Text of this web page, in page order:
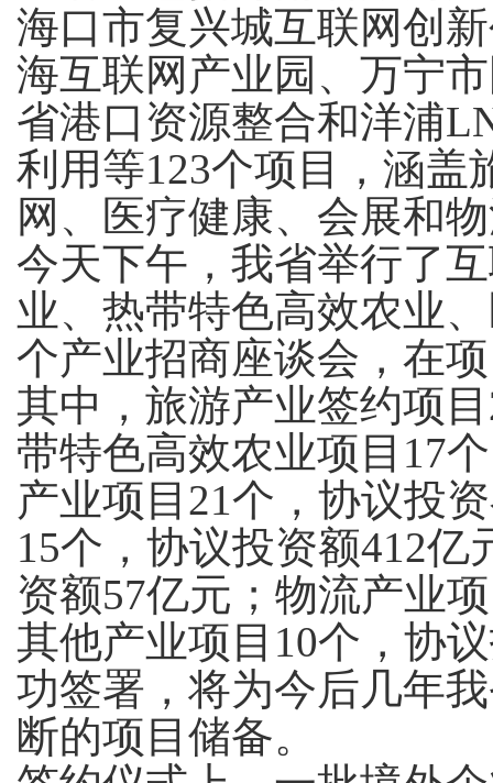
海口市复兴城互联网创
海互联网产业园、万宁
省港口资源整合和洋浦
利用等123个项目，涵盖
网、医疗健康、会展和
今天下午，我省举行了
业、热带特色高效农业
个产业招商座谈会，在
其中，旅游产业签约项目
带特色高效农业项目 17
产业项目 21个，协议投
15个，协议投资额412亿
资额57亿元；物流产业
其他产业项目 10个，协
功签署，将为今后几年
断的项目储备。